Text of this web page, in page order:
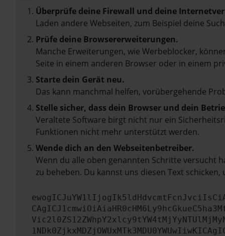
Überprüfe deine Firewall und deine
Laden andere Webseiten, zum Beispiel deine
Prüfe deine Browsererweiterungen.
Manche Erweiterungen, wie Werbeblocker,
Seite in einem anderen Browser oder in einem
Starte dein Gerät neu.
Das kann manchmal helfen, vorübergehende
Stelle sicher, dass dein Browser und dein
Veraltete Software birgt nicht nur ein
Funktionen nicht mehr unterstützt werden.
Wende dich an den Webseitenbetreiber.
Wenn du alle oben genannten Schritte versucht
zu beheben. Du kannst uns diesen Text